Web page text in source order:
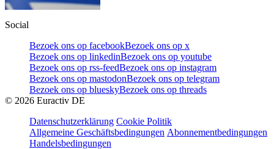
Social
Bezoek ons op facebookBezoek ons op x
Bezoek ons op linkedinBezoek ons op youtube
Bezoek ons op rss-feedBezoek ons op instagram
Bezoek ons op mastodonBezoek ons op telegram
Bezoek ons op blueskyBezoek ons op threads
© 2026 Euractiv DE
Datenschutzerklärung Cookie Politik
Allgemeine Geschäftsbedingungen Abonnementbedingungen
Handelsbedingungen